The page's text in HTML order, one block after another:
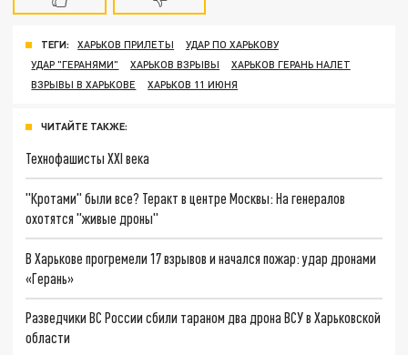
ТЕГИ: ХАРЬКОВ ПРИЛЕТЫ
УДАР ПО ХАРЬКОВУ
УДАР "ГЕРАНЯМИ"
ХАРЬКОВ ВЗРЫВЫ
ХАРЬКОВ ГЕРАНЬ НАЛЕТ
ВЗРЫВЫ В ХАРЬКОВЕ
ХАРЬКОВ 11 ИЮНЯ
ЧИТАЙТЕ ТАКЖЕ:
Технофашисты XXI века
"Кротами" были все? Теракт в центре Москвы: На генералов
охотятся "живые дроны"
В Харькове прогремели 17 взрывов и начался пожар: удар дронами
«Герань»
Разведчики ВС России сбили тараном два дрона ВСУ в Харьковской
области